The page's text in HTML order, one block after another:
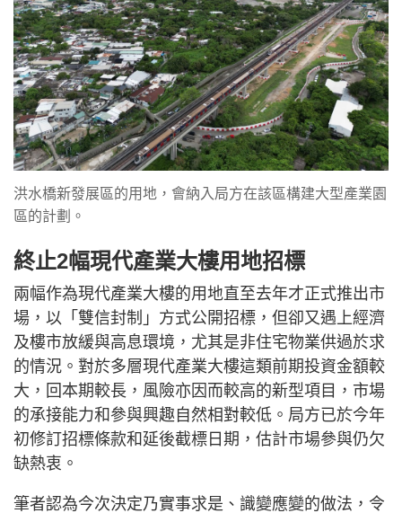
洪水橋新發展區的用地，會納入局方在該區構建大型產業園
區的計劃。
終止2幅現代產業大樓用地招標
兩幅作為現代產業大樓的用地直至去年才正式推出市
場，以「雙信封制」方式公開招標，但卻又遇上經濟
及樓市放緩與高息環境，尤其是非住宅物業供過於求
的情況。對於多層現代產業大樓這類前期投資金額較
大，回本期較長，風險亦因而較高的新型項目，市場
的承接能力和參與興趣自然相對較低。局方已於今年
初修訂招標條款和延後截標日期，估計市場參與仍欠
缺熱衷。
筆者認為今次決定乃實事求是、識變應變的做法，令